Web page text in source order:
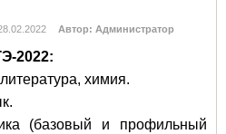
Автор: Администратор
2022:
химия.
(базовый и профильный